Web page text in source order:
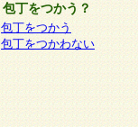
包丁をつかう？
包丁をつかう
包丁をつかわない